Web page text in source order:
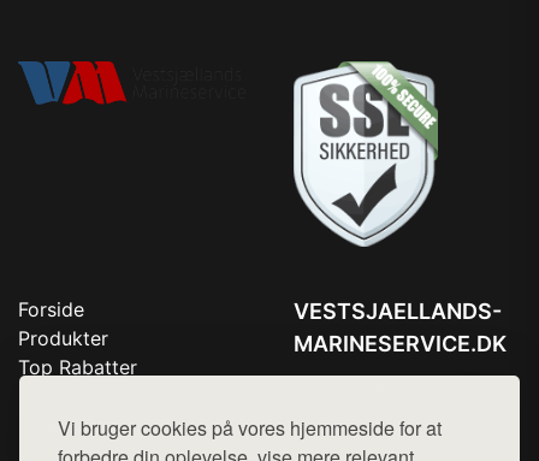
Vi bruger cookies på vores hjemmeside for at
Forside
Produkter
Top Rabatter
Kontakt
VESTSJAELLANDS-
MARINESERVICE.DK
Mail:hej@want.dk